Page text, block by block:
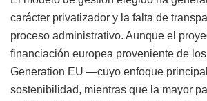
carácter privatizador y la falta de
proceso administrativo. Aunque el
financiación europea proveniente de
Generation EU —cuyo enfoque
sostenibilidad, mientras que la mayor